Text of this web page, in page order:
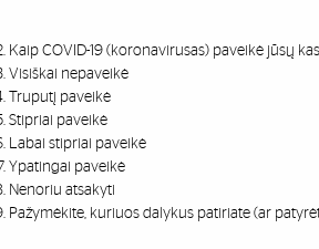
Kaip COVID-19 (koronavirusas) paveikė jūsų
Visiškai nepaveikė
Truputį paveikė
Stipriai paveikė
Labai stipriai paveikė
Ypatingai paveikė
Nenoriu atsakyti
Pažymėkite, kuriuos dalykus patiriate (ar